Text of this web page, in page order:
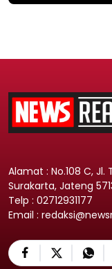
Alamat : No.108 C,
Surakarta, Jateng
Telp : 02712931177
Email :